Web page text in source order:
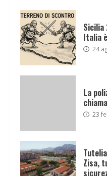
Sicilia
Italia
24
La
23
Zisa,